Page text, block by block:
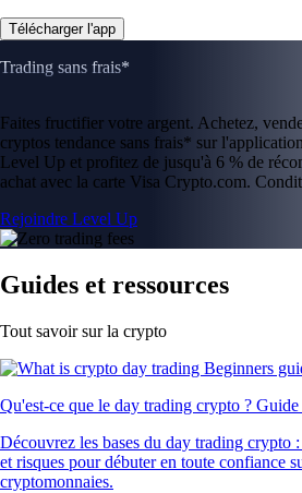
Télécharger l'app
Trading sans frais*
Faites fructifier votre argent. Achetez,
cryptos tendance sans frais* sur
Level Up et profitez de jusqu'à 6 % de
achat avec la carte Visa Crypto.com.
Rejoindre Level Up
Guides et ressources
Tout savoir sur la crypto
Qu'est-ce que le day trading crypto ?
Découvrez les bases du day trading crypto
et risques pour débuter en toute confiance
cryptomonnaies.